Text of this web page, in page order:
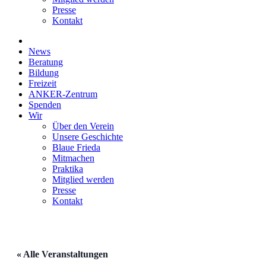
Presse
Kontakt
News
Beratung
Bildung
Freizeit
ANKER-Zentrum
Spenden
Wir
Über den Verein
Unsere Geschichte
Blaue Frieda
Mitmachen
Praktika
Mitglied werden
Presse
Kontakt
« Alle Veranstaltungen